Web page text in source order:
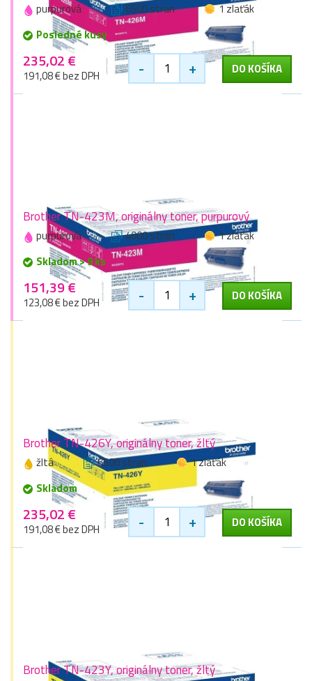
purpurová 6500 stran
1 zlaťák
Posledné kusy
235,02 €
191,08 € bez DPH - + DO KOŠÍKA
Brother TN-423M, originálny toner, purpurový
purpurová 4000 stran
1 zlaťák
Skladom > 9 ks
151,39 €
123,08 € bez DPH - + DO KOŠÍKA
Brother TN-426Y, originálny toner, žltý
žltá 6500 stran
1 zlaťák
Skladom
235,02 €
191,08 € bez DPH - + DO KOŠÍKA
Brother TN-423Y, originálny toner, žltý